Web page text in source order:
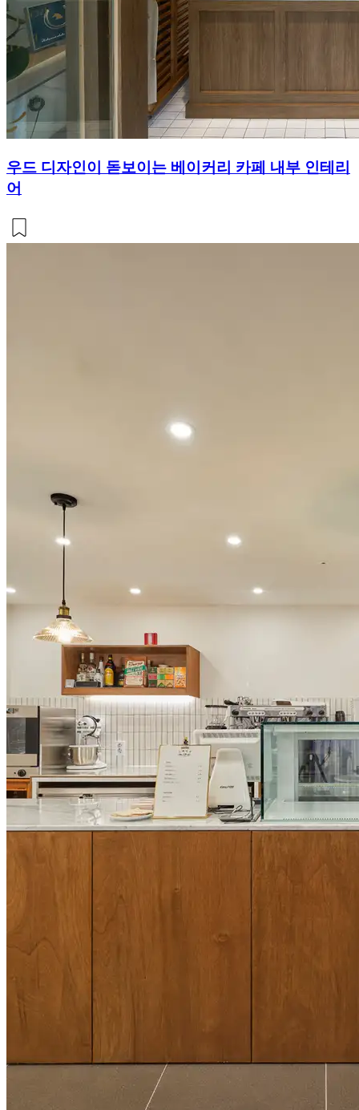
우드 디자인이 돋보이는 베이커리 카페 내부 인테리
어